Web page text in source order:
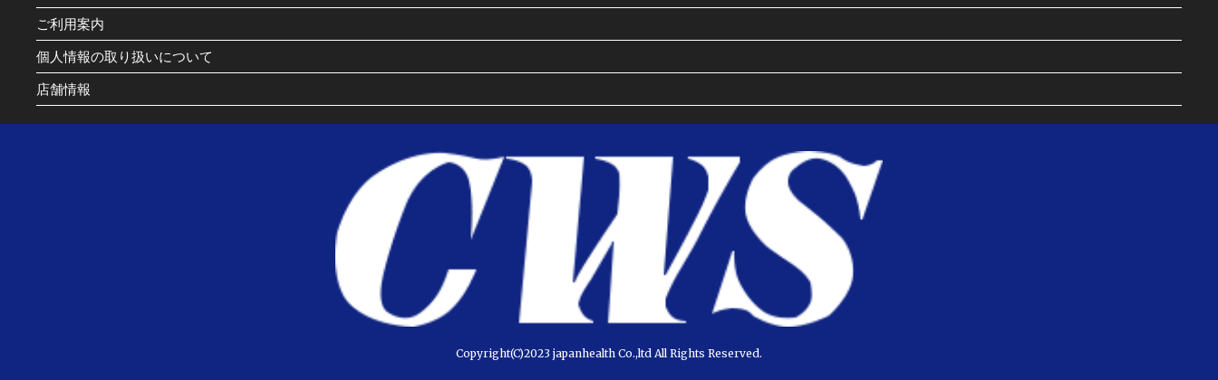
ご利用案内
個人情報の取り扱いについて
店舗情報
Copyright(C)2023 japanhealth Co.,ltd All Rights Reserved.